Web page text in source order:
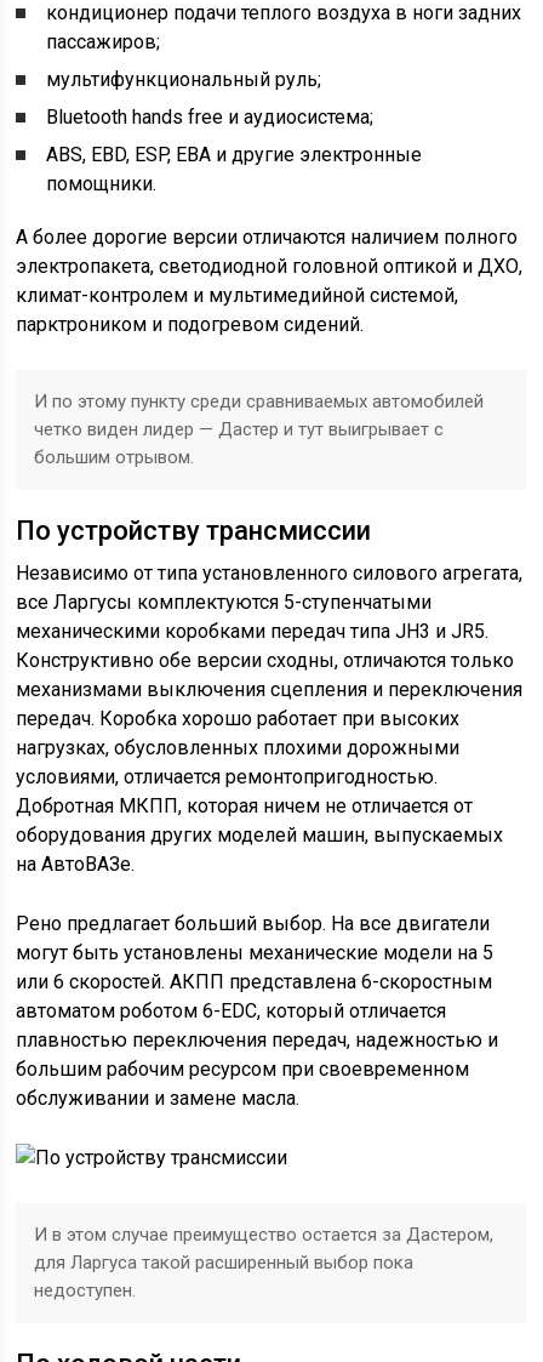
кондиционер подачи теплого воздуха в ноги задних
пассажиров;
мультифункциональный руль;
Bluetooth hands free и аудиосистема;
ABS, EBD, ESP, EBA и другие электронные
помощники.
А более дорогие версии отличаются наличием полного
электропакета, светодиодной головной оптикой и ДХО,
климат-контролем и мультимедийной системой,
парктроником и подогревом сидений.
И по этому пункту среди сравниваемых автомобилей
четко виден лидер — Дастер и тут выигрывает с
большим отрывом.
По устройству трансмиссии
Независимо от типа установленного силового агрегата,
все Ларгусы комплектуются 5-ступенчатыми
механическими коробками передач типа JH3 и JR5.
Конструктивно обе версии сходны, отличаются только
механизмами выключения сцепления и переключения
передач. Коробка хорошо работает при высоких
нагрузках, обусловленных плохими дорожными
условиями, отличается ремонтопригодностью.
Добротная МКПП, которая ничем не отличается от
оборудования других моделей машин, выпускаемых
на АвтоВАЗе.
Рено предлагает больший выбор. На все двигатели
могут быть установлены механические модели на 5
или 6 скоростей. АКПП представлена 6-скоростным
автоматом роботом 6-EDC, который отличается
плавностью переключения передач, надежностью и
большим рабочим ресурсом при своевременном
обслуживании и замене масла.
И в этом случае преимущество остается за Дастером,
для Ларгуса такой расширенный выбор пока
недоступен.